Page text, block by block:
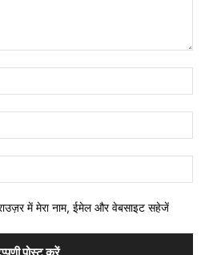
में मेरा नाम, ईमेल और वेबसाइट सहेजें